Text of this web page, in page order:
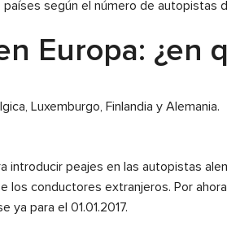
según el número de autopistas
Europa: ¿en
Luxemburgo, Finlandia y Alemania.
introducir peajes en las autopistas
conductores extranjeros. Por
ya para el 01.01.2017.